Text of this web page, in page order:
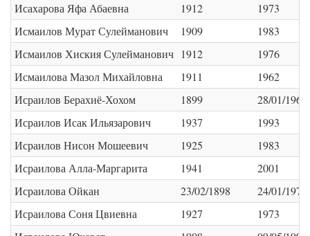
Исахарова Яфа Абаевна 1912
1973
Исмаилов Мурат Сулейманович
1909
1983
Исмаилов Хиския Сулейманович 1912
1976
Исмаилова Мазол Михайловна
1911
1962
Исраилов Берахиё-Хохом
1899
28/01/1969
Исраилов Исак Ильязарович
1937
1993
Исраилов Нисон Мошеевич
1925
1983
Исраилова Алла-Маргарита
1941
2001
Исраилова Ойкан
23/02/1898
24/01/1970
Исраилова Соня Цвиевна
1927
1973